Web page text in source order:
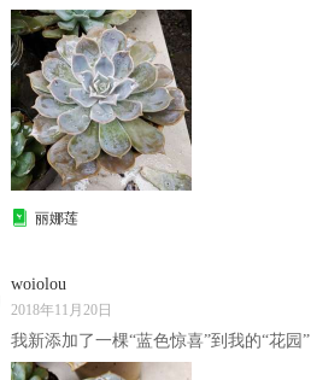
丽娜莲
woiolou
2018年11月20日
我新添加了一棵“蓝色惊喜”到我的“花园”